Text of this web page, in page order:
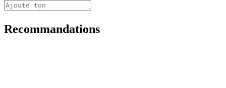
Recommandations